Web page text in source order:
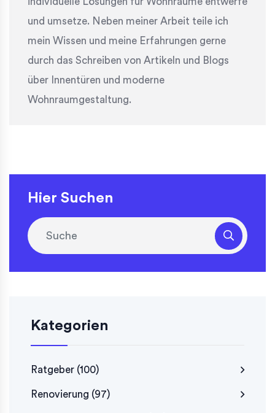
und umsetze. Neben meiner Arbeit teile ich
mein Wissen und meine Erfahrungen gerne
durch das Schreiben von Artikeln und Blogs
über Innentüren und moderne
Wohnraumgestaltung.
Hier Suchen
Kategorien
Ratgeber (100)
Renovierung (97)